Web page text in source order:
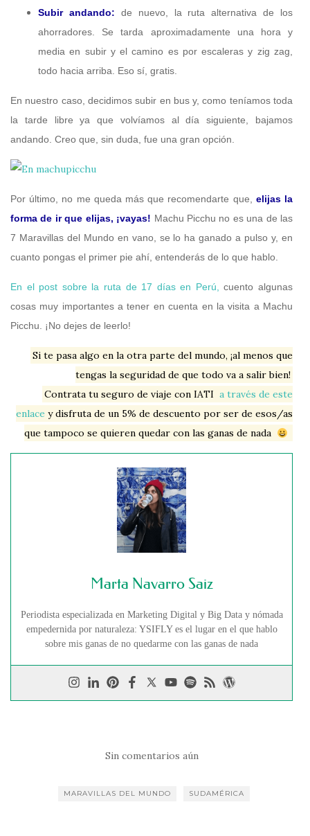
Subir andando:
de nuevo, la ruta alternativa de los
ahorradores. Se tarda aproximadamente una hora y
media en subir y el camino es por escaleras y zig zag,
todo hacia arriba. Eso sí, gratis.
En nuestro caso, decidimos subir en bus y, como teníamos toda
la tarde libre ya que volvíamos al día siguiente, bajamos
andando. Creo que, sin duda, fue una gran opción.
Por último, no me queda más que recomendarte que, elijas la
forma de ir que elijas, ¡vayas! Machu Picchu no es una de las
7 Maravillas del Mundo en vano, se lo ha ganado a pulso y, en
cuanto pongas el primer pie ahí, entenderás de lo que hablo.
En el post sobre la ruta de 17 días en Perú,
cuento algunas
cosas muy importantes a tener en cuenta en la visita a Machu
Picchu. ¡No dejes de leerlo!
Si te pasa algo en la otra parte del mundo, ¡al menos que
tengas la seguridad de que todo va a salir bien!
Contrata tu seguro de viaje con IATI a través de este
enlace y disfruta de un 5% de descuento por ser de esos/as
que tampoco se quieren quedar con las ganas de nada
Marta Navarro Saiz
Periodista especializada en Marketing Digital y Big Data y nómada
empedernida por naturaleza: YSIFLY es el lugar en el que hablo
sobre mis ganas de no quedarme con las ganas de nada
Sin comentarios aún
MARAVILLAS DEL MUNDO SUDAMÉRICA